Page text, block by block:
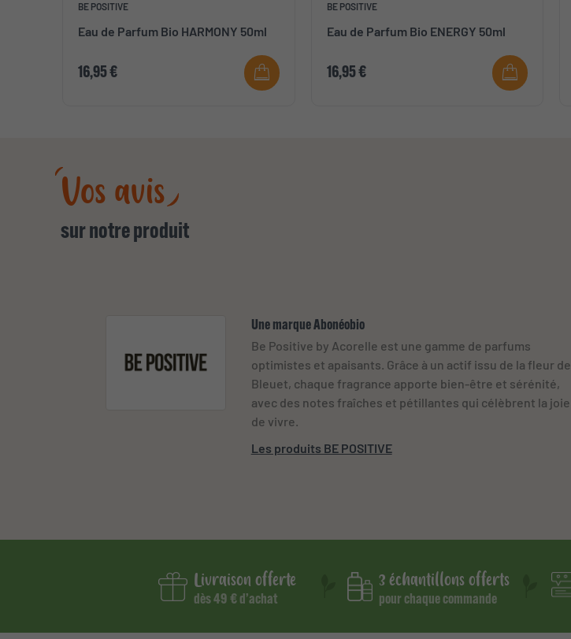
BE POSITIVE
Eau de Parfum Bio HARMONY 50ml
16,95 €
BE POSITIVE
Eau de Parfum Bio ENERGY 50ml
16,95 €
Vos avis
sur notre produit
Une marque Abonéobio
Be Positive by Acorelle est une gamme de parfums
optimistes et apaisants. Grâce à un actif issu de la fleur de
Bleuet, chaque fragrance apporte bien-être et sérénité,
avec des notes fraîches et pétillantes qui célèbrent la joie
de vivre.
Les produits BE POSITIVE
Livraison offerte
dès 49 € d’achat
3 échantillons offerts
pour chaque commande